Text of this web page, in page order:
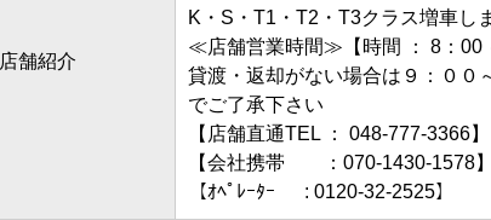
店舗紹介
K・S・T1・T2・T3クラス増車し
≪店舗営業時間≫【時間 ： 8：00
貸渡・返却がない場合は９：００
でご了承下さい
【店舗直通TEL ： 048-777-3366】
【会社携帯　　：070-1430-1578】
【ｵﾍﾟﾚｰﾀｰ      : 0120-32-2525】